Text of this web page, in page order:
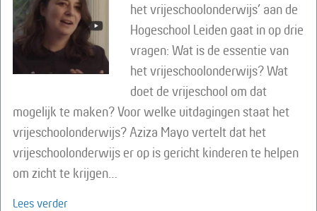
het vrijeschoolonderwijs’ aan de
Hogeschool Leiden gaat in op drie
vragen: Wat is de essentie van
het vrijeschoolonderwijs? Wat
doet de vrijeschool om dat
mogelijk te maken? Voor welke uitdagingen staat het
vrijeschoolonderwijs? Aziza Mayo vertelt dat het
vrijeschoolonderwijs er op is gericht kinderen te helpen
om zicht te krijgen…
Lees verder